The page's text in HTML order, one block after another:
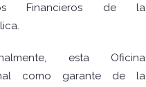
Financieros de la
esta Oficina
como garante de la